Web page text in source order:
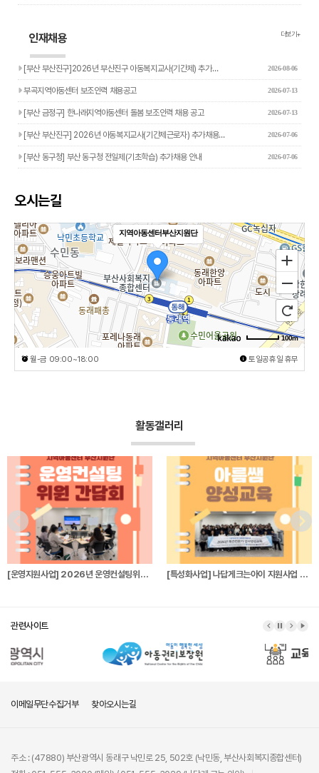
인재채용 더보기+
[부산 부산진구]2026년 부산진구 아동복지교사(기간제) 추가… 2026-08-06
부곡지역아동센터 보조인력 채용공고 2026-07-13
[부산 금정구] 한나래지역아동센터 돌봄 보조인력 채용 공고 2026-07-13
[부산 부산진구] 2026년 아동복지교사(기간제근로자) 추가채용… 2026-07-06
[부산 동구청] 부산 동구청 전일제(기초학습) 추가채용 안내 2026-07-06
오시는길
지역아동센터부산지원단
100m
월-금 09:00~18:00 토일공휴일 휴무
활동갤러리
[운영지원사업] 2026년 운영컨설팅위원 간… [특성화사업] 나답게크는아이 지원사업 파견전…
관련사이트
이메일무단수집거부 찾아오시는길
주소 : (47880) 부산광역시 동래구 낙민로 25, 502호 (낙민동, 부산사회복지종합센터)